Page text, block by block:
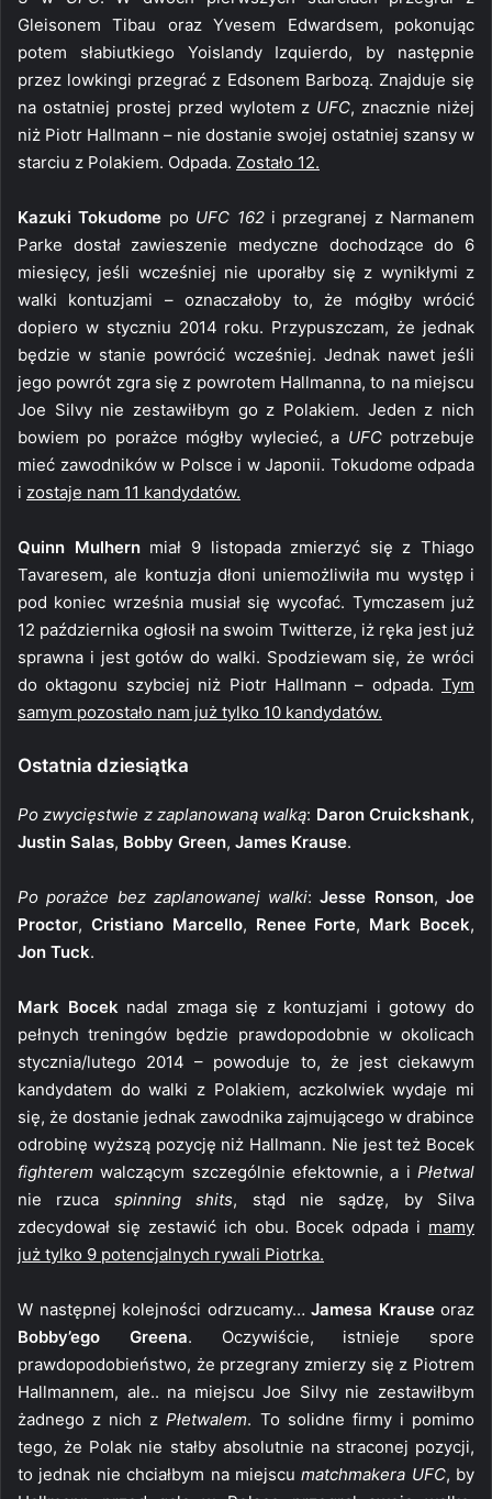
Gleisonem Tibau oraz Yvesem Edwardsem, pokonując
potem słabiutkiego Yoislandy Izquierdo, by następnie
przez lowkingi przegrać z Edsonem Barbozą. Znajduje się
na ostatniej prostej przed wylotem z UFC, znacznie niżej
niż Piotr Hallmann – nie dostanie swojej ostatniej szansy w
starciu z Polakiem. Odpada. Zostało 12.
Kazuki Tokudome po UFC 162i przegranej z Narmanem
Parke dostał zawieszenie medyczne dochodzące do 6
miesięcy, jeśli wcześniej nie uporałby się z wynikłymi z
walki kontuzjami – oznaczałoby to, że mógłby wrócić
dopiero w styczniu 2014 roku. Przypuszczam, że jednak
będzie w stanie powrócić wcześniej. Jednak nawet jeśli
jego powrót zgra się z powrotem Hallmanna, to na miejscu
Joe Silvy nie zestawiłbym go z Polakiem. Jeden z nich
bowiem po porażce mógłby wylecieć, a UFCpotrzebuje
mieć zawodników w Polsce i w Japonii. Tokudome odpada
i zostaje nam 11 kandydatów.
Quinn Mulhernmiał 9 listopada zmierzyć się z Thiago
Tavaresem, ale kontuzja dłoni uniemożliwiła mu występ i
pod koniec września musiał się wycofać. Tymczasem już
12 października ogłosił na swoim Twitterze, iż ręka jest już
sprawna i jest gotów do walki. Spodziewam się, że wróci
do oktagonu szybciej niż Piotr Hallmann – odpada. Tym
samym pozostało nam już tylko 10 kandydatów.
Ostatnia dziesiątka
Po zwycięstwie z zaplanowaną walką: Daron Cruickshank,
Justin Salas, Bobby Green, James Krause.
Po porażce bez zaplanowanej walki:Jesse Ronson,Joe
Proctor, Cristiano Marcello, Renee Forte, Mark Bocek,
Jon Tuck.
Mark Bocek nadal zmaga się z kontuzjami i gotowy do
pełnych treningów będzie prawdopodobnie w okolicach
stycznia/lutego 2014 – powoduje to, że jest ciekawym
kandydatem do walki z Polakiem, aczkolwiek wydaje mi
się, że dostanie jednak zawodnika zajmującego w drabince
odrobinę wyższą pozycję niż Hallmann. Nie jest też Bocek
fighterem walczącym szczególnie efektownie, a i Płetwal
nie rzuca spinning shits, stąd nie sądzę, by Silva
zdecydował się zestawić ich obu. Bocek odpada i mamy
już tylko 9 potencjalnych rywali Piotrka.
W następnej kolejności odrzucamy… Jamesa Krauseoraz
Bobby’ego Greena. Oczywiście, istnieje spore
prawdopodobieństwo, że przegrany zmierzy się z Piotrem
Hallmannem, ale.. na miejscu Joe Silvy nie zestawiłbym
żadnego z nich zPłetwalem. To solidne firmy i pomimo
tego, że Polak nie stałby absolutnie na straconej pozycji,
to jednak nie chciałbym na miejscumatchmakera UFC, by